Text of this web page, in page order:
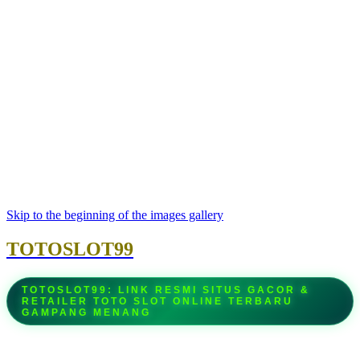
Skip to the beginning of the images gallery
TOTOSLOT99
TOTOSLOT99: LINK RESMI SITUS GACOR &
RETAILER TOTO SLOT ONLINE TERBARU
GAMPANG MENANG